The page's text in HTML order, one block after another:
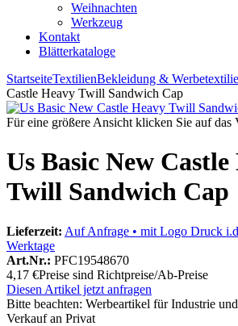
Weihnachten
Werkzeug
Kontakt
Blätterkataloge
StartseiteTextilienBekleidung &
Castle Heavy Twill Sandwich Cap
Für eine größere Ansicht klicken Sie auf das
Us Basic New Castle
Twill Sandwich Cap
Lieferzeit: Auf Anfrage • mit Logo Druck
Werktage
Art.Nr.: PFC19548670
4,17 €Preise sind Richtpreise/Ab-Preise
Diesen Artikel jetzt anfragen
Bitte beachten: Werbeartikel für Industrie
Verkauf an Privat